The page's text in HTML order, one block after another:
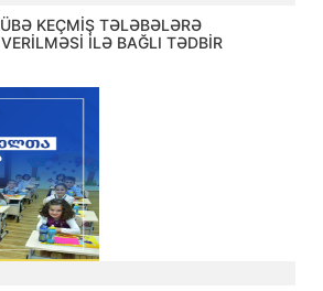
KEÇMİŞ TƏLƏBƏLƏRƏ
İLƏ BAĞLI TƏDBİR